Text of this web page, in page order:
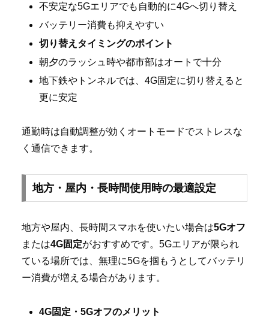
不安定な5Gエリアでも自動的に4Gへ切り替え
バッテリー消費も抑えやすい
切り替えタイミングのポイント
朝夕のラッシュ時や都市部はオートで十分
地下鉄やトンネルでは、4G固定に切り替えると
更に安定
通勤時は自動調整が効くオートモードでストレスな
く通信できます。
地方・屋内・長時間使用時の最適設定
地方や屋内、長時間スマホを使いたい場合は5Gオフ
または4G固定がおすすめです。5Gエリアが限られ
ている場所では、無理に5Gを掴もうとしてバッテリ
ー消費が増える場合があります。
4G固定・5Gオフのメリット